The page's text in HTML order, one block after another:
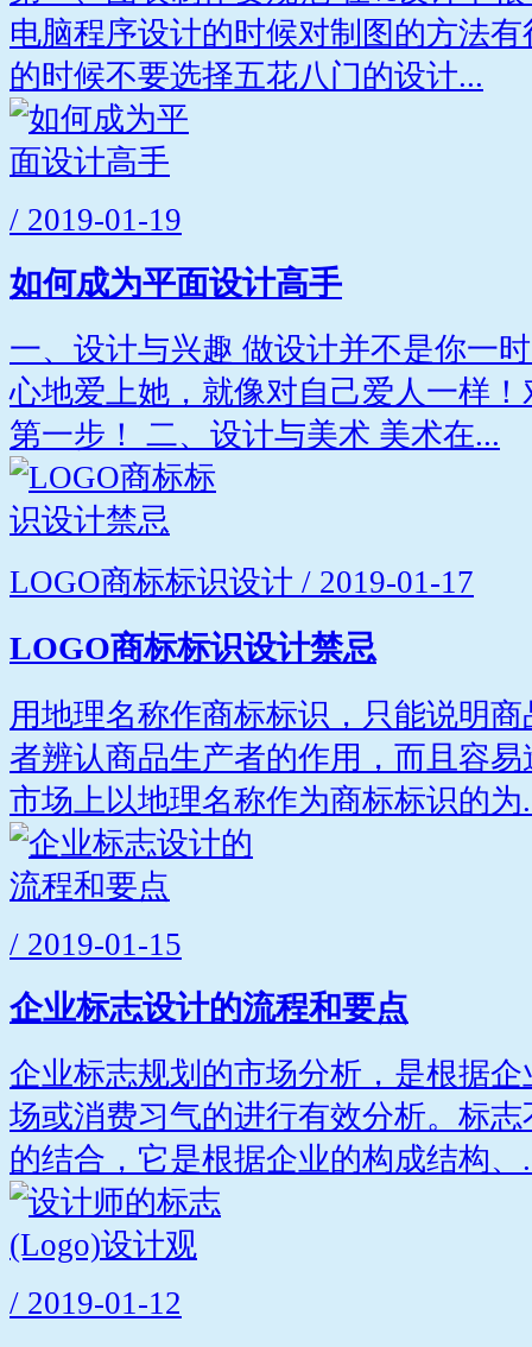
电脑程序设计的时候对制图的方法
的时候不要选择五花八门的设计...
/ 2019-01-19
如何成为平面设计高手
一、设计与兴趣 做设计并不是你一
心地爱上她，就像对自己爱人一样
第一步！ 二、设计与美术 美术在...
LOGO商标标识设计 / 2019-01-17
LOGO商标标识设计禁忌
用地理名称作商标标识，只能说明
者辨认商品生产者的作用，而且容
市场上以地理名称作为商标标识的为
/ 2019-01-15
企业标志设计的流程和要点
企业标志规划的市场分析，是根据
场或消费习气的进行有效分析。标
的结合，它是根据企业的构成结构、
/ 2019-01-12